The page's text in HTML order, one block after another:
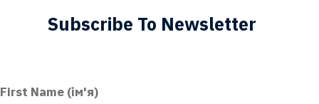
Subscribe To Newsletter
First Name (ім'я)